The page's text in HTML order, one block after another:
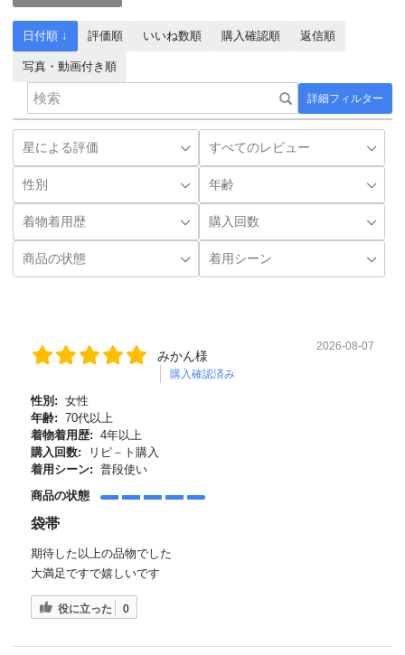
詳細フィルター
日付順 ↓ 評価順 いいね数順 購入確認順 返信順
写真・動画付き順
みかん様
購入確認済み
2026-08-07
性別: 女性
年齢: 70代以上
着物着用歴: 4年以上
購入回数:
リピ－ト購入
着用シーン: 普段使い
商品の状態
袋帯
期待した以上の品物でした
大満足ですで嬉しいです
役に立った 0